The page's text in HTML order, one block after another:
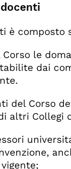
è
le
dai
del Corso
altri Collegi